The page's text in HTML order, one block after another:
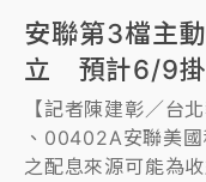
安聯第3檔主
立 預計6/9掛
【記者陳建彰／台
、00402A安聯美
之配息來源可能為